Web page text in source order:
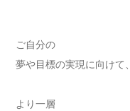
ご自分の
夢や目標の実現に向けて、
より一層